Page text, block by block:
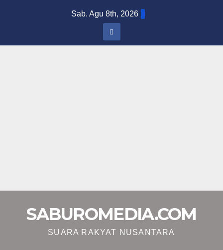
Sab. Agu 8th, 2026
SABUROMEDIA.COM
SUARA RAKYAT NUSANTARA